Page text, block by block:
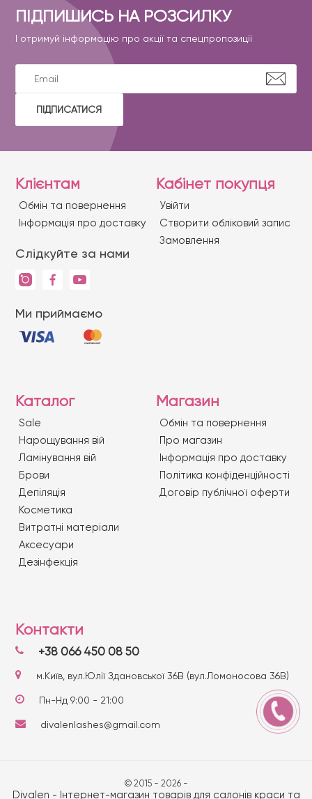
ПІДПИШИСЬ НА РОЗСИЛКУ
І отримуй інформацію про акції та спецпропозиції
ПІДПИСАТИСЯ
Клієнтам
Обмін та повернення
Iнформація про доставку
Слідкуйте за нами
Ми приймаємо
Кабінет покупця
Увійти
Створити обліковий запис
Замовлення
Каталог
Sale
Нарощування вій
Ламінування вій
Брови
Депіляція
Косметика
Витратні матеріали
Аксесуари
Дезінфекція
Магазин
Обмін та повернення
Про магазин
Iнформація про доставку
Політика конфіденційності
Договір публічної оферти
Контакти
+38 066 450 08 50
м.Київ, вул.Юлії Здановської 36В (вул.Ломоносова 36В)
Пн-Нд 9:00 - 21:00
divalenlashes@gmail.com
© 2015 - 2026 -
Divalen - Інтернет-магазин товарів для салонів краси та